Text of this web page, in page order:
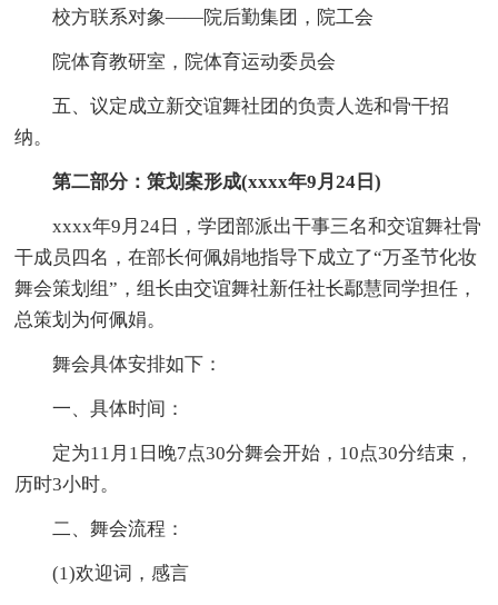
校方联系对象——院后勤集团，院工会
院体育教研室，院体育运动委员会
五、议定成立新交谊舞社团的负责人选和骨干招
纳。
第二部分：策划案形成(xxxx年9月24日)
xxxx年9月24日，学团部派出干事三名和交谊舞社骨
干成员四名，在部长何佩娟地指导下成立了“万圣节化妆
舞会策划组”，组长由交谊舞社新任社长鄢慧同学担任，
总策划为何佩娟。
舞会具体安排如下：
一、具体时间：
定为11月1日晚7点30分舞会开始，10点30分结束，
历时3小时。
二、舞会流程：
(1)欢迎词，感言